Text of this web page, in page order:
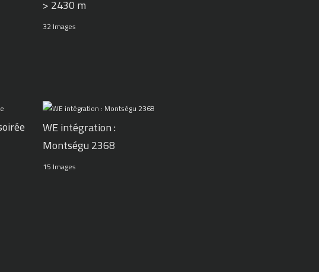
> 2430 m
32 Images
WE intégration :
Montségu 2368
15 Images